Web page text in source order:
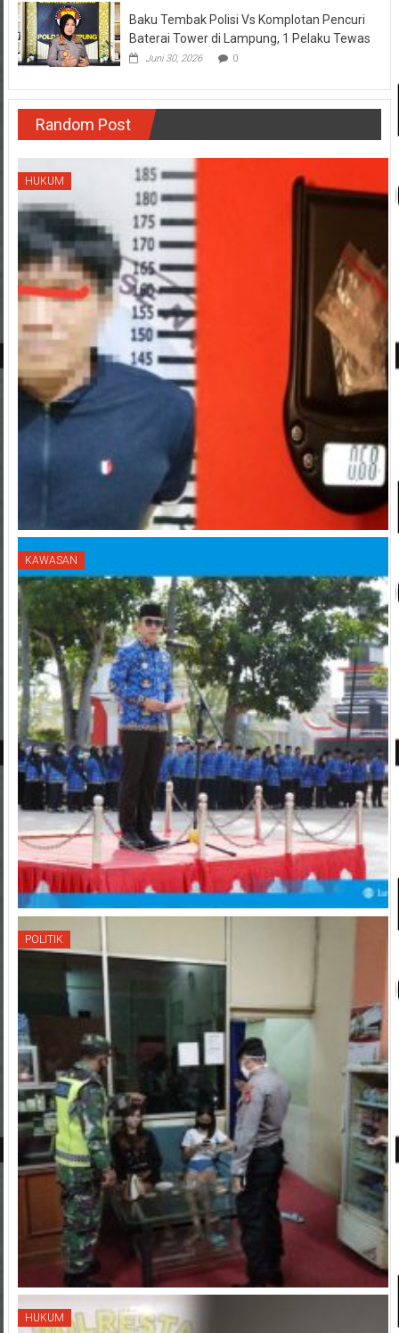
Baku Tembak Polisi Vs Komplotan Pencuri
Baterai Tower di Lampung, 1 Pelaku Tewas
Juni 30, 2026 0
Random Post
HUKUM
KAWASAN
POLITIK
HUKUM